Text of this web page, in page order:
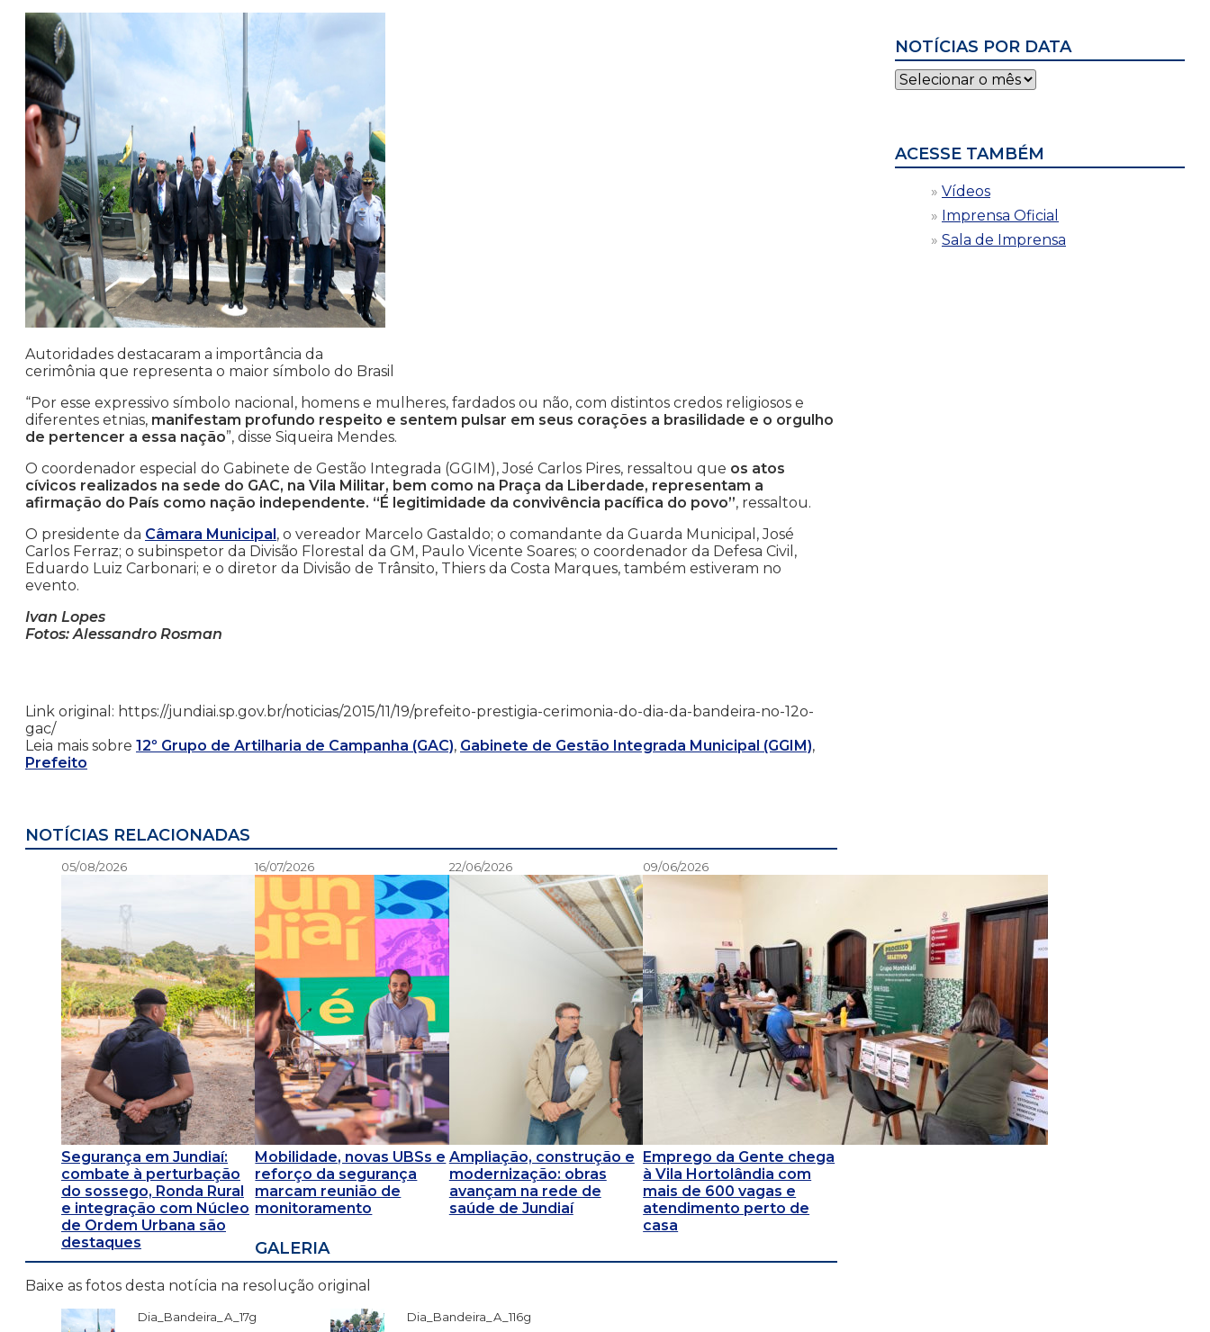
Autoridades destacaram a importância da
cerimônia que representa o maior símbolo do Brasil
“Por esse expressivo símbolo nacional, homens e mulheres, fardados ou não, com distintos credos religiosos e
diferentes etnias, manifestam profundo respeito e sentem pulsar em seus corações a brasilidade e o orgulho
de pertencer a essa nação”, disse Siqueira Mendes.
O coordenador especial do Gabinete de Gestão Integrada (GGIM), José Carlos Pires, ressaltou que os atos
cívicos realizados na sede do GAC, na Vila Militar, bem como na Praça da Liberdade, representam a
afirmação do País como nação independente. “É legitimidade da convivência pacífica do povo”, ressaltou.
O presidente da Câmara Municipal, o vereador Marcelo Gastaldo; o comandante da Guarda Municipal, José
Carlos Ferraz; o subinspetor da Divisão Florestal da GM, Paulo Vicente Soares; o coordenador da Defesa Civil,
Eduardo Luiz Carbonari; e o diretor da Divisão de Trânsito, Thiers da Costa Marques, também estiveram no
evento.
Ivan Lopes
Fotos: Alessandro Rosman
Link original: https://jundiai.sp.gov.br/noticias/2015/11/19/prefeito-prestigia-cerimonia-do-dia-da-bandeira-no-12o-
gac/
Leia mais sobre 12º Grupo de Artilharia de Campanha (GAC), Gabinete de Gestão Integrada Municipal (GGIM),
Prefeito
NOTÍCIAS RELACIONADAS
05/08/2026
Segurança em Jundiaí:
combate à perturbação
do sossego, Ronda Rural
e integração com Núcleo
de Ordem Urbana são
destaques
16/07/2026
Mobilidade, novas UBSs e
reforço da segurança
marcam reunião de
monitoramento
22/06/2026
Ampliação, construção e
modernização: obras
avançam na rede de
saúde de Jundiaí
09/06/2026
Emprego da Gente chega
à Vila Hortolândia com
mais de 600 vagas e
atendimento perto de
casa
GALERIA
Baixe as fotos desta notícia na resolução original
Dia_Bandeira_A_17g Dia_Bandeira_A_116g
NOTÍCIAS POR DATA
Notícias
por
ACESSE TAMBÉM
Vídeos
Imprensa Oficial
Sala de Imprensa